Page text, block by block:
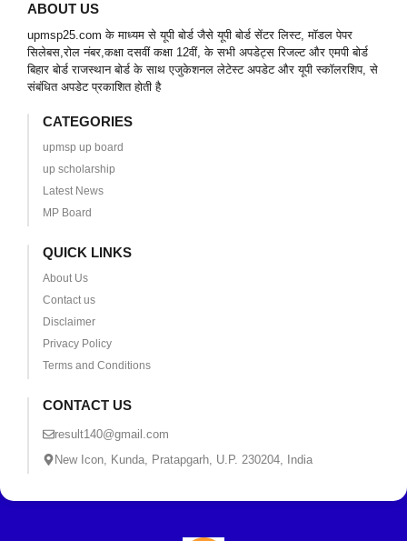
ABOUT US
upmsp25.com के माध्यम से यूपी बोर्ड जैसे यूपी बोर्ड सेंटर लिस्ट, मॉडल पेपर
सिलेबस,रोल नंबर,कक्षा दसवीं कक्षा 12वीं, के सभी अपडेट्स रिजल्ट और एमपी बोर्ड
बिहार बोर्ड राजस्थान बोर्ड के साथ एजुकेशनल लेटेस्ट अपडेट और यूपी स्कॉलरशिप, से
संबंधित अपडेट प्रकाशित होती है
CATEGORIES
upmsp up board
up scholarship
Latest News
MP Board
QUICK LINKS
About Us
Contact us
Disclaimer
Privacy Policy
Terms and Conditions
CONTACT US
result140@gmail.com
New Icon, Kunda, Pratapgarh, U.P. 230204, India